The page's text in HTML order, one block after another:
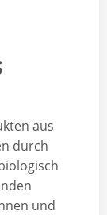
aus
durch
und